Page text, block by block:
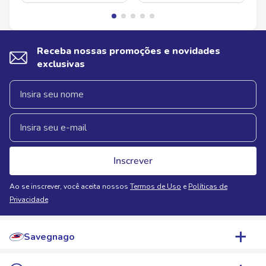
Receba nossas promoções e novidades
exclusivas
Inscrever
Ao se inscrever, você aceita nossos Termos de Uso e Políticas de
Privacidade
Savegnago